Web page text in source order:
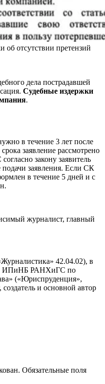
об отсутствии претензий
дела пострадавшей
Судебные издержки
.
в течение 3 лет после
заявление рассмотрено
закону заявитель
подачи заявления. Если СК
в течение 5 дней и с
журналист, главный
42.04.02), в
ИПиНБ РАНХиГС по
(«Юриспруденция»,
и основной автор
Обязательные поля